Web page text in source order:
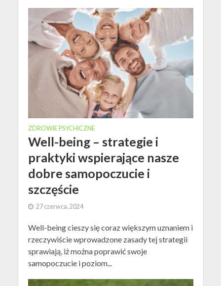
ZDROWIE PSYCHICZNE
Well-being – strategie i
praktyki wspierające nasze
dobre samopoczucie i
szczęście
27 czerwca, 2024
Well-being cieszy się coraz większym uznaniem i
rzeczywiście wprowadzone zasady tej strategii
sprawiają, iż można poprawić swoje
samopoczucie i poziom...